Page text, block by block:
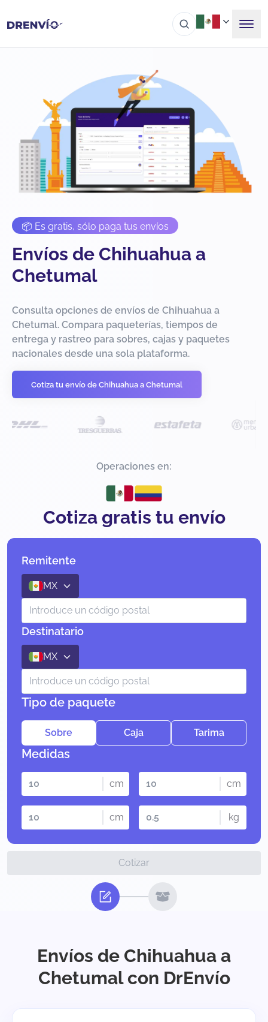
📦 Es gratis, sólo paga tus envíos
Envíos de Chihuahua a
Chetumal
Consulta opciones de envíos de Chihuahua a
Chetumal. Compara paqueterías, tiempos de
entrega y rastreo para sobres, cajas y paquetes
nacionales desde una sola plataforma.
Cotiza tu envío de Chihuahua a Chetumal
Operaciones en:
Cotiza gratis tu envío
Remitente
MX
Destinatario
MX
Tipo de paquete
Sobre Caja Tarima
Medidas
cm cm
cm kg
Cotizar
Envíos de Chihuahua a
Chetumal con DrEnvío